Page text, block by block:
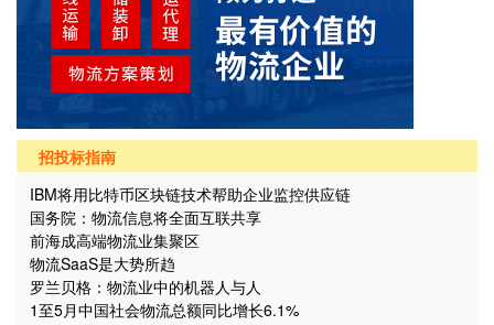
招投标指南
IBM将用比特币区块链技术帮助企业监控供应链
国务院：物流信息将全面互联共享
前海成高端物流业集聚区
物流SaaS是大势所趋
罗兰贝格：物流业中的机器人与人
1至5月中国社会物流总额同比增长6.1%